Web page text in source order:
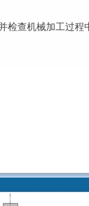
检查机械加工过程